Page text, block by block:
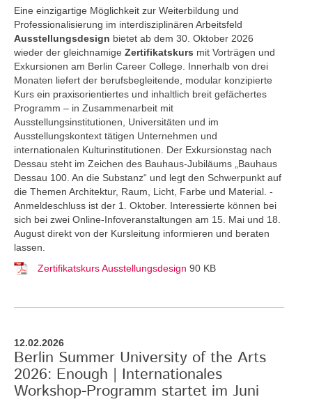
Eine einzigartige Möglichkeit zur Weiterbildung und
Professionalisierung im interdisziplinären Arbeitsfeld
Ausstellungsdesign bietet ab dem 30. Oktober 2026
wieder der gleichnamige Zertifikatskurs mit Vorträgen und
Exkursionen am Berlin Career College. Innerhalb von drei
Monaten liefert der berufsbegleitende, modular konzipierte
Kurs ein praxisorientiertes und inhaltlich breit gefächertes
Programm – in Zusammenarbeit mit
Ausstellungsinstitutionen, Universitäten und im
Ausstellungskontext tätigen Unternehmen und
internationalen Kulturinstitutionen. Der Exkursionstag nach
Dessau steht im Zeichen des Bauhaus-Jubiläums „Bauhaus
Dessau 100. An die Substanz“ und legt den Schwerpunkt auf
die Themen Architektur, Raum, Licht, Farbe und Material. -
Anmeldeschluss ist der 1. Oktober. Interessierte können bei
sich bei zwei Online-Infoveranstaltungen am 15. Mai und 18.
August direkt von der Kursleitung informieren und beraten
lassen.
Zertifikatskurs Ausstellungsdesign 90 KB
12.02.2026
Berlin Summer University of the Arts
2026: Enough | Internationales
Workshop-Programm startet im Juni